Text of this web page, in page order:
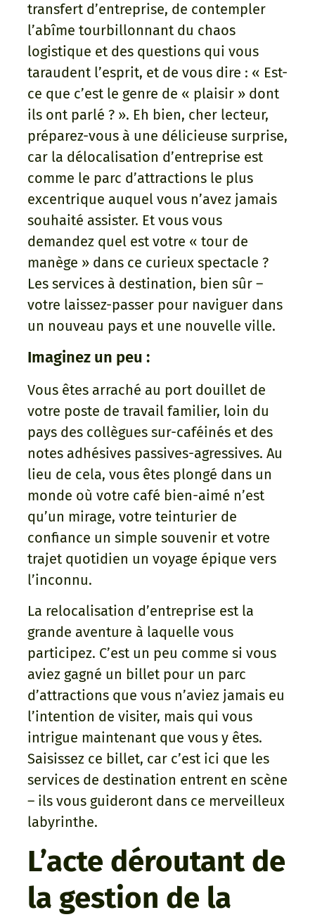
transfert d’entreprise, de contempler
l’abîme tourbillonnant du chaos
logistique et des questions qui vous
taraudent l’esprit, et de vous dire : « Est-
ce que c’est le genre de « plaisir » dont
ils ont parlé ? ». Eh bien, cher lecteur,
préparez-vous à une délicieuse surprise,
car la délocalisation d’entreprise est
comme le parc d’attractions le plus
excentrique auquel vous n’avez jamais
souhaité assister. Et vous vous
demandez quel est votre « tour de
manège » dans ce curieux spectacle ?
Les services à destination, bien sûr –
votre laissez-passer pour naviguer dans
un nouveau pays et une nouvelle ville.
Imaginez un peu :
Vous êtes arraché au port douillet de
votre poste de travail familier, loin du
pays des collègues sur-caféinés et des
notes adhésives passives-agressives. Au
lieu de cela, vous êtes plongé dans un
monde où votre café bien-aimé n’est
qu’un mirage, votre teinturier de
confiance un simple souvenir et votre
trajet quotidien un voyage épique vers
l’inconnu.
La relocalisation d’entreprise est la
grande aventure à laquelle vous
participez. C’est un peu comme si vous
aviez gagné un billet pour un parc
d’attractions que vous n’aviez jamais eu
l’intention de visiter, mais qui vous
intrigue maintenant que vous y êtes.
Saisissez ce billet, car c’est ici que les
services de destination entrent en scène
– ils vous guideront dans ce merveilleux
labyrinthe.
L’acte déroutant de
la gestion de la